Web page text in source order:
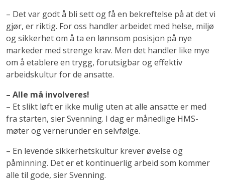
– Det var godt å bli sett og få en bekreftelse på at det vi
gjør, er riktig. For oss handler arbeidet med helse, miljø
og sikkerhet om å ta en lønnsom posisjon på nye
markeder med strenge krav. Men det handler like mye
om å etablere en trygg, forutsigbar og effektiv
arbeidskultur for de ansatte.
– Alle må involveres!
– Et slikt løft er ikke mulig uten at alle ansatte er med
fra starten, sier Svenning. I dag er månedlige HMS-
møter og vernerunder en selvfølge.
– En levende sikkerhetskultur krever øvelse og
påminning. Det er et kontinuerlig arbeid som kommer
alle til gode, sier Svenning.